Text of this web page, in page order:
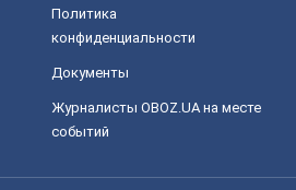
Политика
конфиденциальности
Документы
Журналисты OBOZ.UA на месте
событий